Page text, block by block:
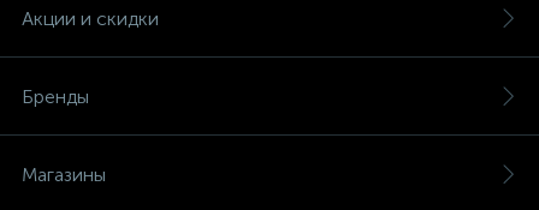
Акции и скидки
Бренды
Магазины